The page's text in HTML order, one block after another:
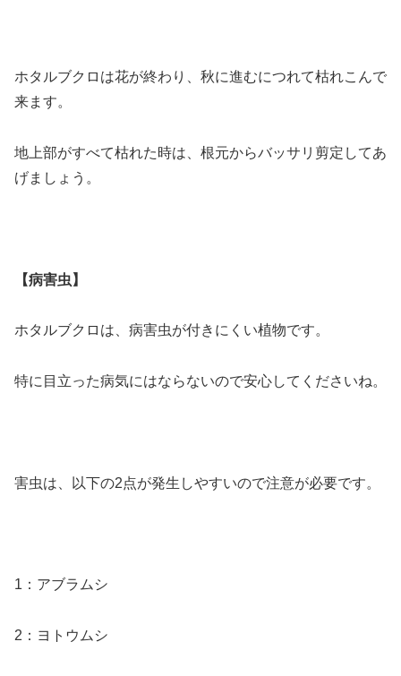
ホタルブクロは花が終わり、秋に進むにつれて枯れこんで
来ます。
地上部がすべて枯れた時は、根元からバッサリ剪定してあ
げましょう。
【病害虫】
ホタルブクロは、病害虫が付きにくい植物です。
特に目立った病気にはならないので安心してくださいね。
害虫は、以下の2点が発生しやすいので注意が必要です。
1：アブラムシ
2：ヨトウムシ